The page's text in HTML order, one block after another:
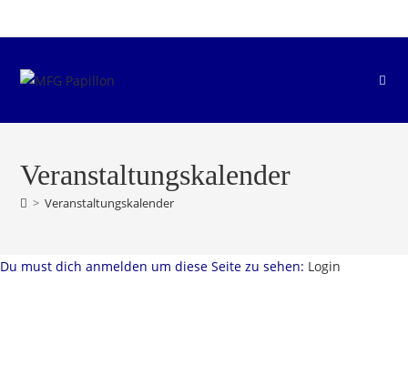
Inhalt
Veranstaltungskalender
> Veranstaltungskalender
Du must dich anmelden um diese Seite zu sehen: Login